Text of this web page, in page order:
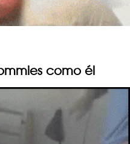
como él